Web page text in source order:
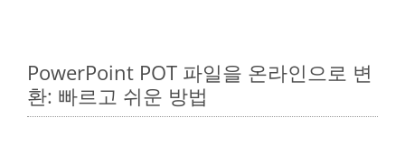
PowerPoint POT 파일을 온라인으로 변
환: 빠르고 쉬운 방법